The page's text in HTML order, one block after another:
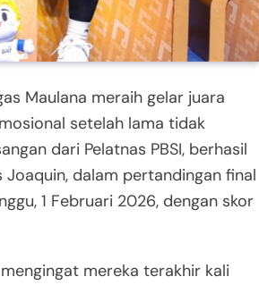
Maulana meraih gelar juara
setelah lama tidak
dari Pelatnas PBSI, berhasil
dalam pertandingan final
1 Februari 2026, dengan skor
mereka terakhir kali